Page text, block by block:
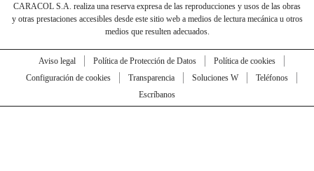
CARACOL S.A. realiza una reserva expresa de las reproducciones y usos de las obras
y otras prestaciones accesibles desde este sitio web a medios de lectura mecánica u otros
medios que resulten adecuados.
Aviso legal Política de Protección de Datos
Política de cookies
Configuración de cookies
Transparencia Soluciones W
Teléfonos
Escríbanos